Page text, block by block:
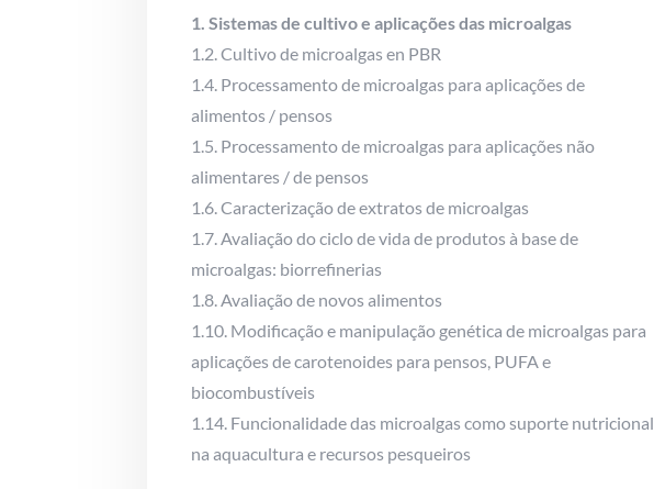
1. Sistemas de cultivo e aplicações das microalgas
1.2. Cultivo de microalgas en PBR
1.4. Processamento de microalgas para aplicações de
alimentos / pensos
1.5. Processamento de microalgas para aplicações não
alimentares / de pensos
1.6. Caracterização de extratos de microalgas
1.7. Avaliação do ciclo de vida de produtos à base de
microalgas: biorrefinerias
1.8. Avaliação de novos alimentos
1.10. Modificação e manipulação genética de microalgas para
aplicações de carotenoides para pensos, PUFA e
biocombustíveis
1.14. Funcionalidade das microalgas como suporte nutricional
na aquacultura e recursos pesqueiros